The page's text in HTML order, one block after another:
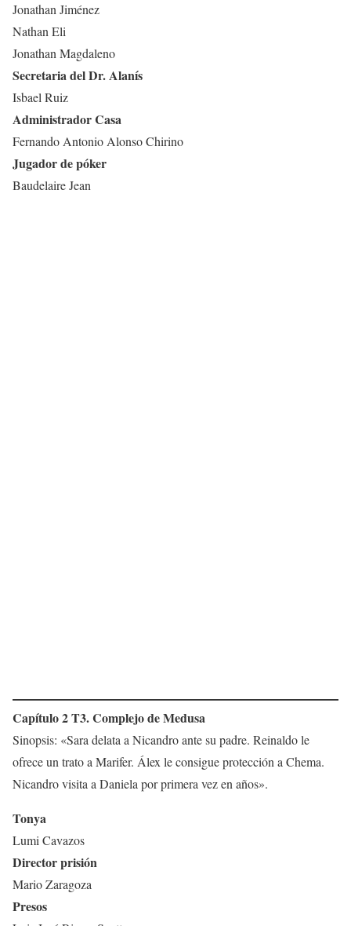
Jonathan Jiménez
Nathan Eli
Jonathan Magdaleno
Secretaria del Dr. Alanís
Isbael Ruiz
Administrador Casa
Fernando Antonio Alonso Chirino
Jugador de póker
Baudelaire Jean
Capítulo 2 T3. Complejo de Medusa
Sinopsis: «Sara delata a Nicandro ante su padre. Reinaldo le
ofrece un trato a Marifer. Álex le consigue protección a Chema.
Nicandro visita a Daniela por primera vez en años».
Tonya
Lumi Cavazos
Director prisión
Mario Zaragoza
Presos